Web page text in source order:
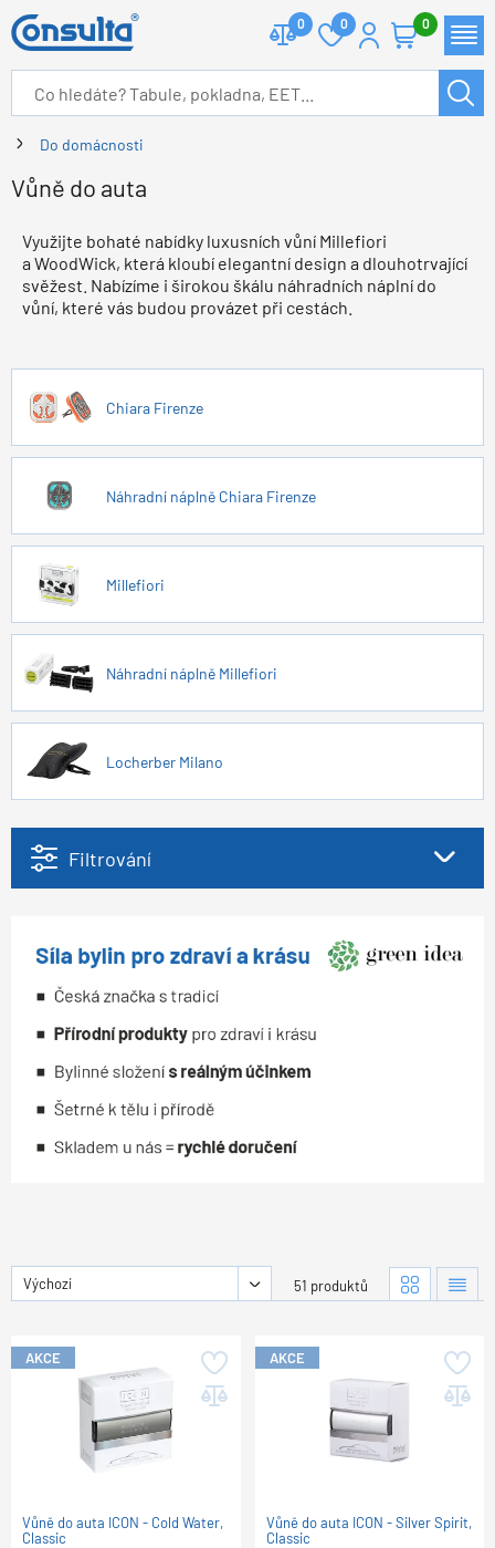
0 0 0
Do domácnosti
Vůně do auta
Využijte bohaté nabídky luxusních vůní Millefiori
a WoodWick, která kloubí elegantní design a dlouhotrvající
svěžest. Nabízíme i širokou škálu náhradních náplní do
vůní, které vás budou provázet při cestách.
Chiara Firenze
Náhradní náplně Chiara Firenze
Millefiori
Náhradní náplně Millefiori
Locherber Milano
Filtrování
Výchozí 51 produktů
AKCE
Vůně do auta ICON - Cold Water,
Classic
AKCE
Vůně do auta ICON - Silver Spirit,
Classic